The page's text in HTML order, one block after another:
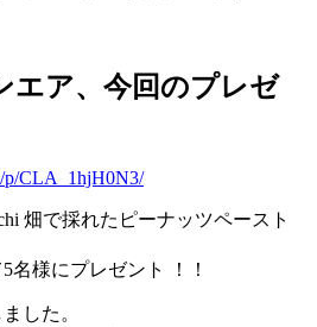
エア、今回のプレゼ
p/CLA_1hjH0N3/
畑で採れたピーナッツペースト
名様にプレゼント ！！
した。